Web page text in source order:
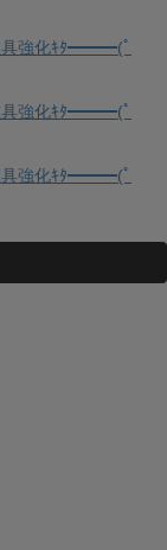
具強化ｷﾀ━━━(ﾟ
具強化ｷﾀ━━━(ﾟ
具強化ｷﾀ━━━(ﾟ